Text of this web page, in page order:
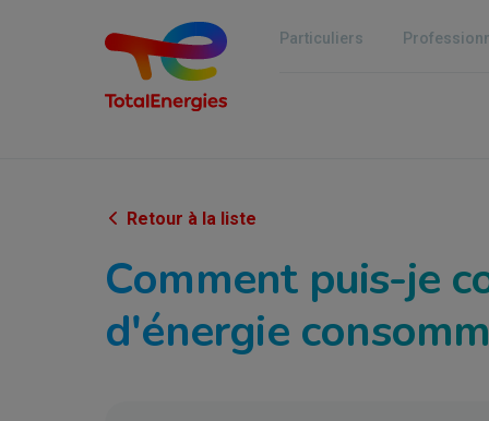
Particuliers
Retour à la liste
Comment puis-je
d'énergie